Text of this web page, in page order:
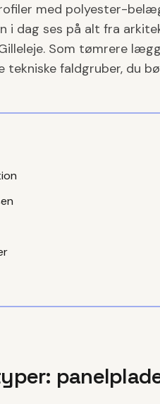
med polyester-
i dag ses på alt fra
Som tømrere
tekniske faldgruber, du